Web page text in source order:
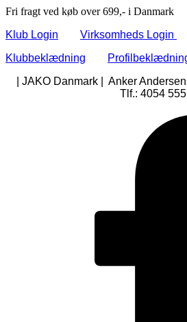
Fri fragt ved køb over 699,- i Danmark
Klub Login
Virksomheds Login
Klubbeklædning
| JAKO Danmark | Anker
Tlf.: 4054